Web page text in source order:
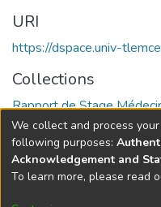
URI
https://dspace.univ-
Collections
Rapport de Stage
Full item page
DSpace software
We collect and process
following purposes:
Acknowledgement and
To learn more, please read